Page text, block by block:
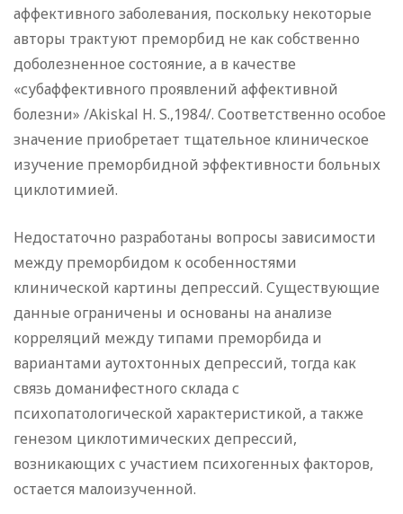
аффективного заболевания, поскольку некоторые
авторы трактуют преморбид не как собственно
доболезненное состояние, а в качестве
«субаффективного проявлений аффективной
болезни» /Akiskal H. S.,1984/. Соответственно особое
значение приобретает тщательное клиническое
изучение преморбидной эффективности больных
циклотимией.
Недостаточно разработаны вопросы зависимости
между преморбидом к особенностями
клинической картины депрессий. Существующие
данные ограничены и основаны на анализе
корреляций между типами преморбида и
вариантами аутохтонных депрессий, тогда как
связь доманифестного склада с
психопатологической характеристикой, а также
генезом циклотимических депрессий,
возникающих с участием психогенных факторов,
остается малоизученной.